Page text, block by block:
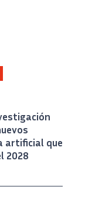
artificial que
2028